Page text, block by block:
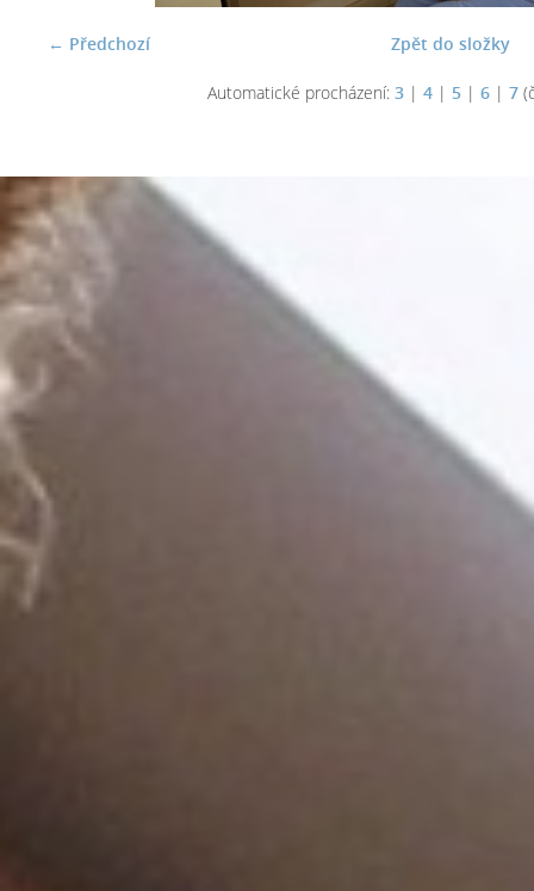
← Předchozí Zpět do složky
Automatické procházení: 3| 4| 5| 6| 7